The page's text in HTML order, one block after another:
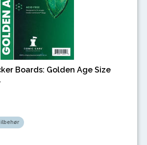
Boards: Golden Age Size